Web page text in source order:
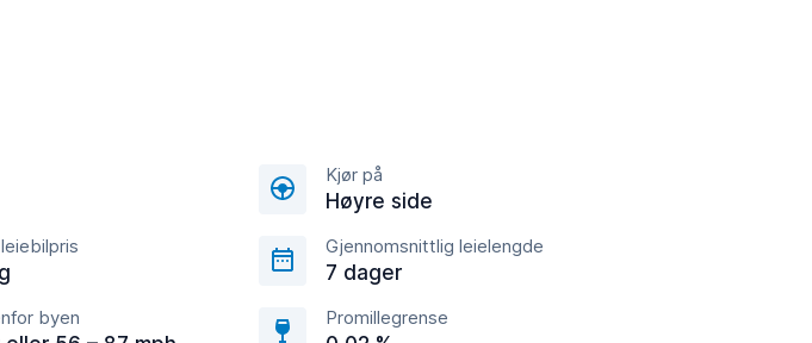
Kjør på
Høyre side
Gjennomsnittlig leielengde
7 dager
byen Promillegrense